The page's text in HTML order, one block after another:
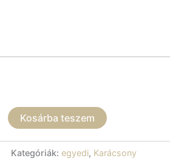
Kosárba teszem
Kategóriák: egyedi, Karácsony